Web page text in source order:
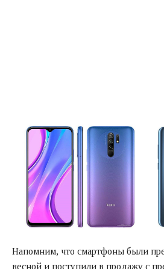
Напомним, что смартфоны были
весной и поступили в продажу с